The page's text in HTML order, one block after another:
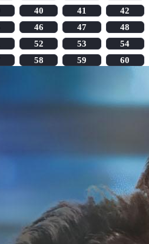
40 41
42
46 47
48
52 53
54
58 59 60